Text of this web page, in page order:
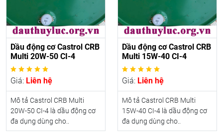
Dầu động cơ Castrol CRB
Multi 20W-50 CI-4
Giá: Liên hệ
Mô tả Castrol CRB Multi
20W-50 CI-4 là dầu động cơ
đa dụng dùng cho..
Dầu động cơ Castrol CRB
Multi 15W-40 CI-4
Giá: Liên hệ
Mô tả Castrol CRB Multi
15W-40 CI-4 là dầu động cơ
đa dụng dùng cho..